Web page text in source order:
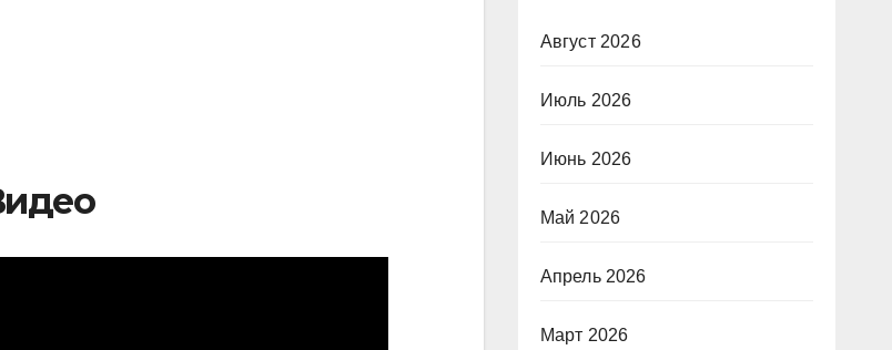
Август 2026
Июль 2026
Июнь 2026
Май 2026
Апрель 2026
Март 2026